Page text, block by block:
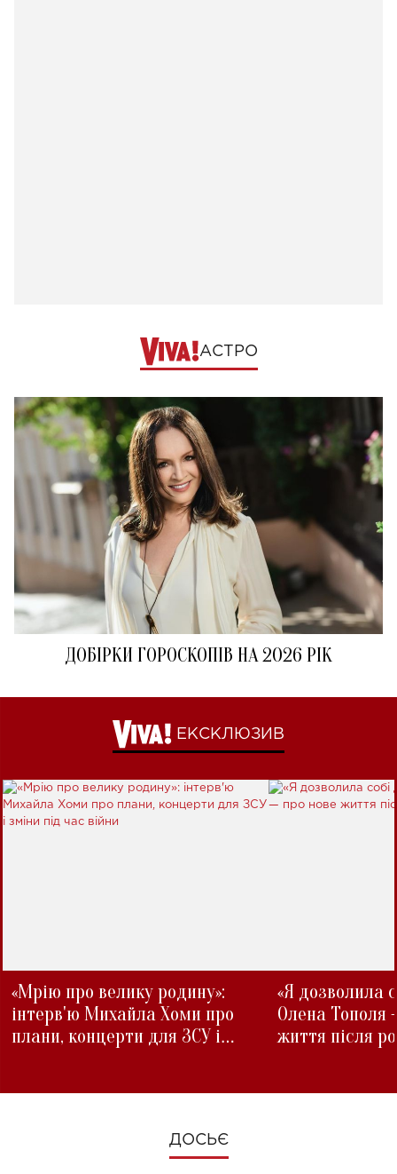
АСТРО
ДОБІРКИ ГОРОСКОПІВ НА 2026 РІК
ЕКСКЛЮЗИВ
«Мрію про велику родину»:
інтерв'ю Михайла Хоми про
плани, концерти для ЗСУ і
«Я дозволила
Олена Тополя
життя після
ДОСЬЄ